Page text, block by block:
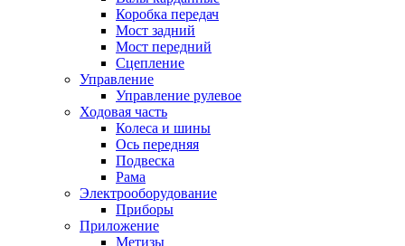
Коробка передач
Мост задний
Мост передний
Сцепление
Управление
Управление рулевое
Ходовая часть
Колеса и шины
Ось передняя
Подвеска
Рама
Электрооборудование
Приборы
Приложение
Метизы